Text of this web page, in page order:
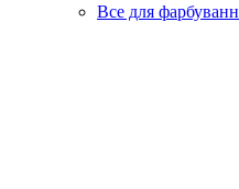
Все для